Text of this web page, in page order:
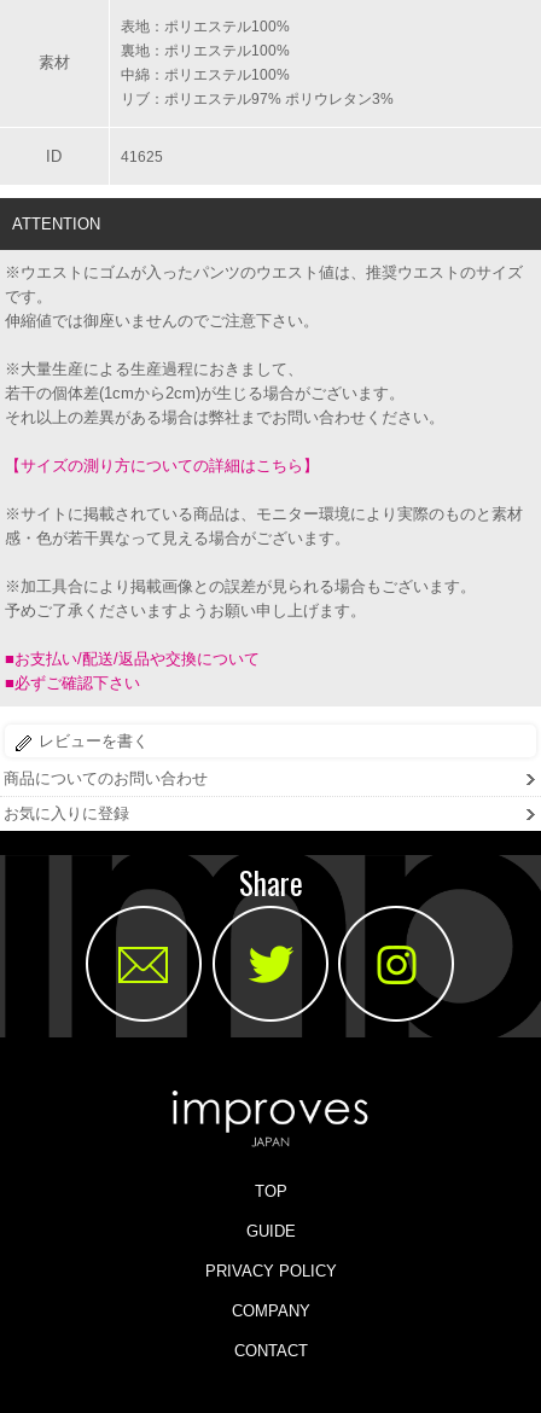
素材
表地：ポリエステル100%
裏地：ポリエステル100%
中綿：ポリエステル100%
リブ：ポリエステル97% ポリウレタン3%
ID 41625
ATTENTION
※ウエストにゴムが入ったパンツのウエスト値は、推奨ウエストのサイズ
です。
伸縮値では御座いませんのでご注意下さい。
※大量生産による生産過程におきまして、
若干の個体差(1cmから2cm)が生じる場合がございます。
それ以上の差異がある場合は弊社までお問い合わせください。
【サイズの測り方についての詳細はこちら】
※サイトに掲載されている商品は、モニター環境により実際のものと素材
感・色が若干異なって見える場合がございます。
※加工具合により掲載画像との誤差が見られる場合もございます。
予めご了承くださいますようお願い申し上げます。
■お支払い/配送/返品や交換について
■必ずご確認下さい
レビューを書く
商品についてのお問い合わせ
お気に入りに登録
Share
TOP
GUIDE
PRIVACY POLICY
COMPANY
CONTACT